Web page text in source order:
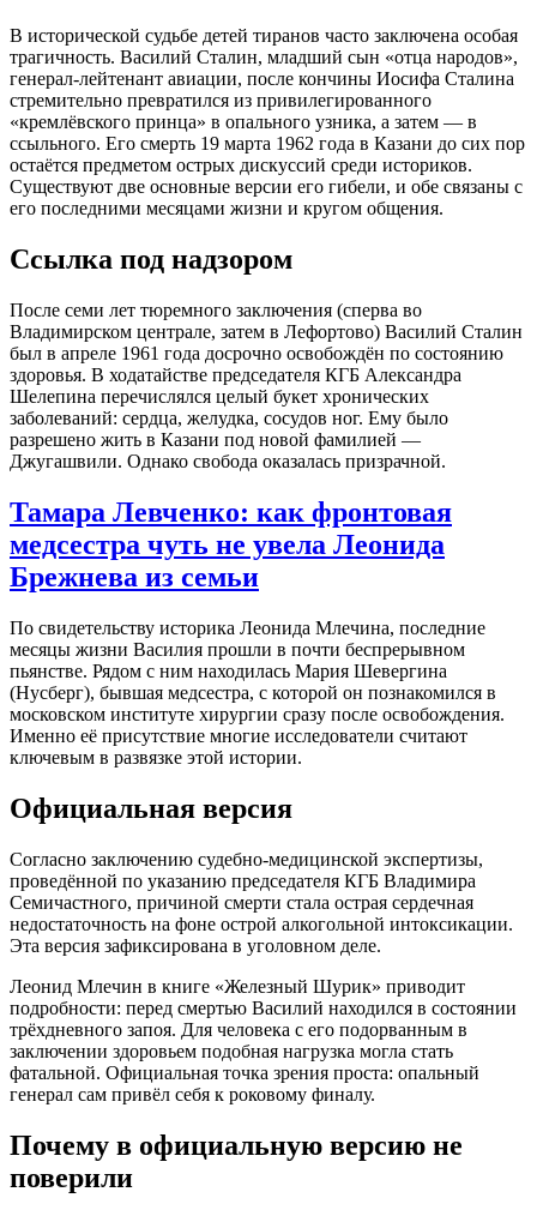
В исторической судьбе детей тиранов часто заключена особая
трагичность. Василий Сталин, младший сын «отца народов»,
генерал-лейтенант авиации, после кончины Иосифа Сталина
стремительно превратился из привилегированного
«кремлёвского принца» в опального узника, а затем — в
ссыльного. Его смерть 19 марта 1962 года в Казани до сих пор
остаётся предметом острых дискуссий среди историков.
Существуют две основные версии его гибели, и обе связаны с
его последними месяцами жизни и кругом общения.
Ссылка под надзором
После семи лет тюремного заключения (сперва во
Владимирском централе, затем в Лефортово) Василий Сталин
был в апреле 1961 года досрочно освобождён по состоянию
здоровья. В ходатайстве председателя КГБ Александра
Шелепина перечислялся целый букет хронических
заболеваний: сердца, желудка, сосудов ног. Ему было
разрешено жить в Казани под новой фамилией —
Джугашвили. Однако свобода оказалась призрачной.
Тамара Левченко: как фронтовая
медсестра чуть не увела Леонида
Брежнева из семьи
По свидетельству историка Леонида Млечина, последние
месяцы жизни Василия прошли в почти беспрерывном
пьянстве. Рядом с ним находилась Мария Шевергина
(Нусберг), бывшая медсестра, с которой он познакомился в
московском институте хирургии сразу после освобождения.
Именно её присутствие многие исследователи считают
ключевым в развязке этой истории.
Официальная версия
Согласно заключению судебно-медицинской экспертизы,
проведённой по указанию председателя КГБ Владимира
Семичастного, причиной смерти стала острая сердечная
недостаточность на фоне острой алкогольной интоксикации.
Эта версия зафиксирована в уголовном деле.
Леонид Млечин в книге «Железный Шурик» приводит
подробности: перед смертью Василий находился в состоянии
трёхдневного запоя. Для человека с его подорванным в
заключении здоровьем подобная нагрузка могла стать
фатальной. Официальная точка зрения проста: опальный
генерал сам привёл себя к роковому финалу.
Почему в официальную версию не
поверили